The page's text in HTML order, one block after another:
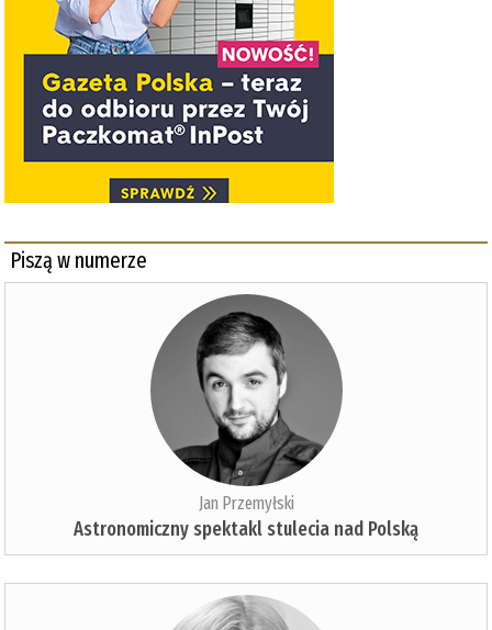
Piszą w numerze
Jan Przemyłski
Astronomiczny spektakl stulecia nad Polską